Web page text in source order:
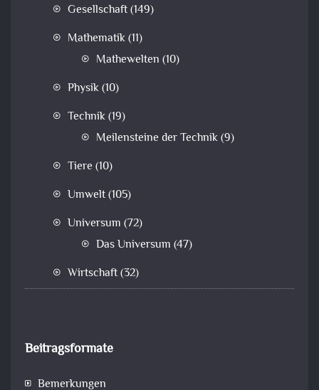
Gesellschaft(149)
Mathematik(11)
Mathewelten (10)
Physik(10)
Technik(19)
Meilensteine der Technik(9)
Tiere (10)
Umwelt(105)
Universum (72)
Das Universum (47)
Wirtschaft(32)
Beitragsformate
Bemerkungen